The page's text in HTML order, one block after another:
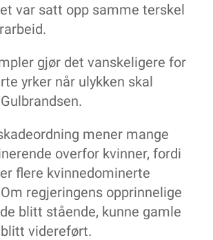
var satt opp samme terskel
gjør det vanskeligere for
yrker når ulykken skal
mener mange
overfor kvinner, fordi
flere kvinnedominerte
regjeringens opprinnelige
blitt stående, kunne gamle
videreført.